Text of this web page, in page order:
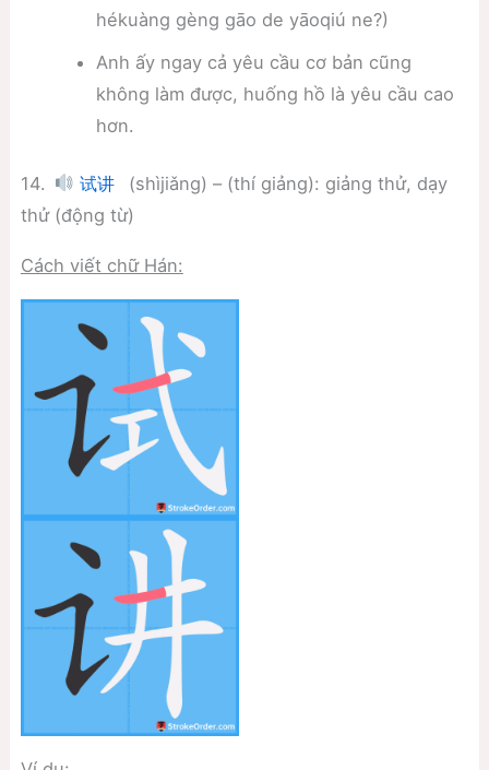
hékuàng gèng gāo de yāoqiú ne?)
Anh ấy ngay cả yêu cầu cơ bản cũng
không làm được, huống hồ là yêu cầu cao
hơn.
14. 试讲
(shìjiǎng) – (thí giảng): giảng thử, dạy
thử (động từ)
Cách viết chữ Hán: